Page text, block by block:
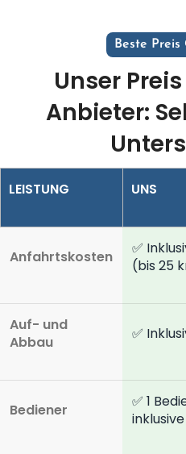
Beste
Unser
Anbieter:
LEISTUNG UNS
Anfahrtskosten
✅
(bis 25
Auf- und
Abbau
✅
Bediener
✅ 1
inklusive